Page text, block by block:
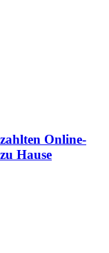
Online-
Hause